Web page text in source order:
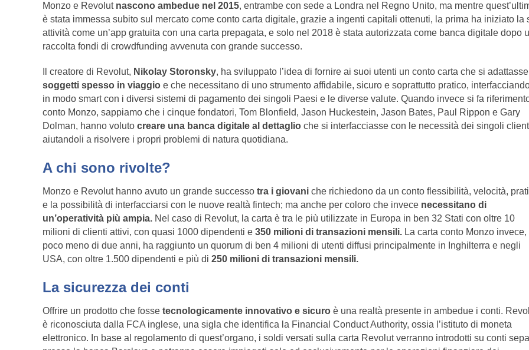
Monzo e Revolut nascono ambedue nel 2015, entrambe con sede a Londra nel Regno Unito, ma mentre
è stata immessa subito sul mercato come conto carta digitale, grazie a ingenti capitali ottenuti, la prima ha iniziato la
attività come un’app gratuita con una carta prepagata, e solo nel 2018 è stata autorizzata come banca digitale dopo
raccolta fondi di crowdfunding avvenuta con grande successo.
Il creatore di Revolut, Nikolay Storonsky, ha sviluppato l’idea di fornire ai suoi utenti un conto carta che si adattasse
soggetti spesso in viaggio e che necessitano di uno strumento affidabile, sicuro e soprattutto pratico,
in modo smart con i diversi sistemi di pagamento dei singoli Paesi e le diverse valute. Quando invece si fa
conto Monzo, sappiamo che i cinque fondatori, Tom Blonfield, Jason Huckestein, Jason Bates, Paul Rippon e Gary
Dolman, hanno voluto creare una banca digitale al dettaglio che si interfacciasse con le necessità dei singoli
aiutandoli a risolvere i propri problemi di natura quotidiana.
A chi sono rivolte?
Monzo e Revolut hanno avuto un grande successo tra i giovani che richiedono da un conto flessibilità, velocità,
e la possibilità di interfacciarsi con le nuove realtà fintech; ma anche per coloro che invece necessitano di
un’operatività più ampia. Nel caso di Revolut, la carta è tra le più utilizzate in Europa in ben 32 Stati con oltre 10
milioni di clienti attivi, con quasi 1000 dipendenti e 350 milioni di transazioni mensili. La carta conto Monzo invece,
poco meno di due anni, ha raggiunto un quorum di ben 4 milioni di utenti diffusi principalmente in Inghilterra e negli
USA, con oltre 1.500 dipendenti e più di 250 milioni di transazioni mensili.
La sicurezza dei conti
Offrire un prodotto che fosse tecnologicamente innovativo e sicuro è una realtà presente in ambedue i conti.
è riconosciuta dalla FCA inglese, una sigla che identifica la Financial Conduct Authority, ossia l’istituto di moneta
elettronico. In base al regolamento di quest’organo, i soldi versati sulla carta Revolut verranno introdotti su conti